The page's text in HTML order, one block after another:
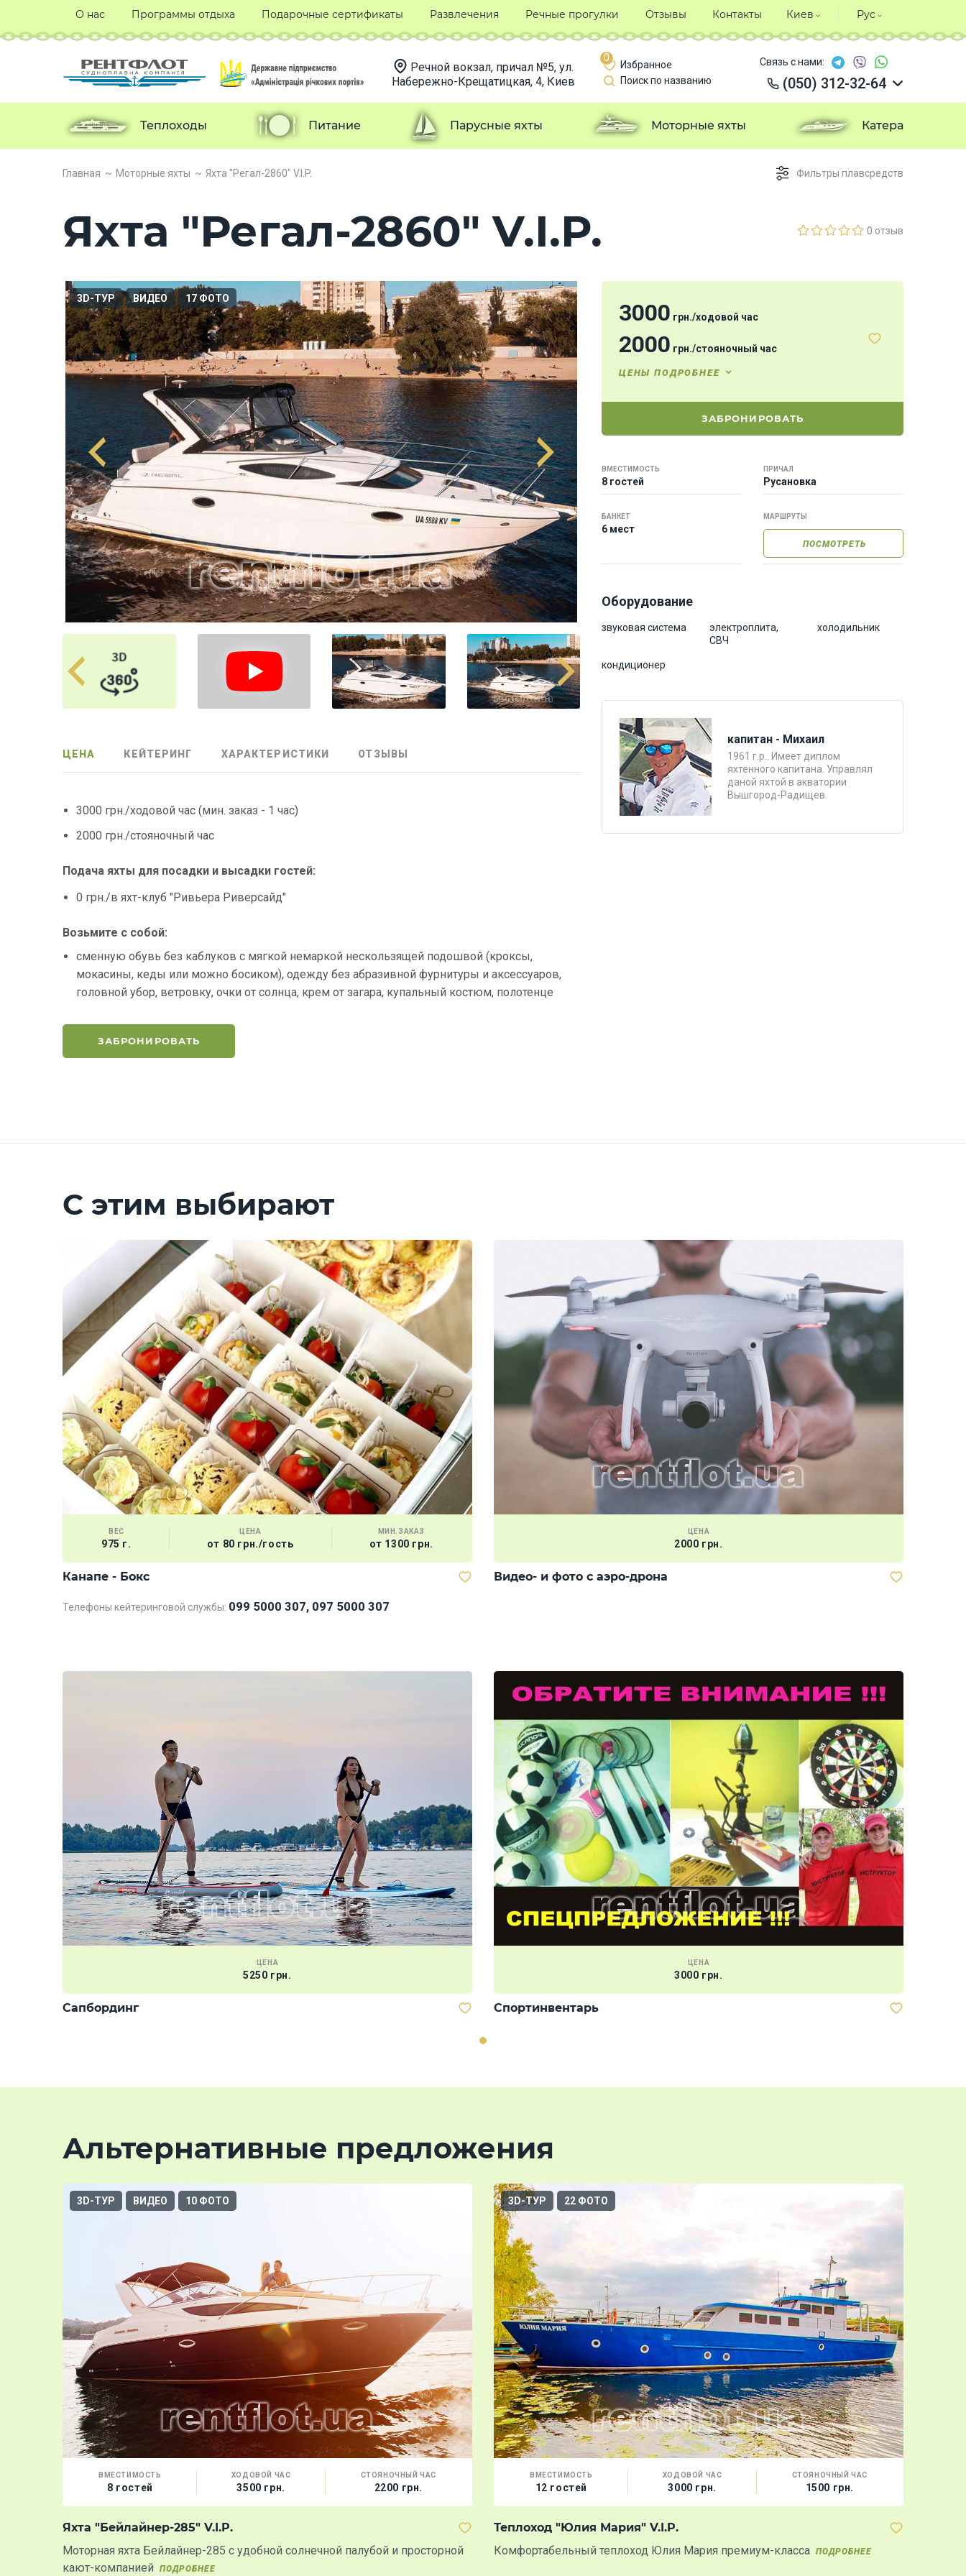
Главная Моторные яхты Яхта "Регал-2860" V.I.P. Фильтры плавсредств
0 отзыв
Яхта "Регал-2860" V.I.P.
3D-ТУР ВИДЕО 17 ФОТО
3000 грн./ходовой час
2000 грн./стояночный час
ЦЕНЫ ПОДРОБНЕЕ
ЗАБРОНИРОВАТЬ
ВМЕСТИМОСТЬ
8 гостей
ПРИЧАЛ
Русановка
БАНКЕТ
6 мест
МАРШРУТЫ
ПОСМОТРЕТЬ
Оборудование
звуковая система
электроплита,
СВЧ
холодильник
кондиционер
капитан - Михаил
1961 г.р.. Имеет диплом
яхтенного капитана. Управлял
даной яхтой в акватории
Вышгород-Радищев
ЦЕНА КЕЙТЕРИНГ ХАРАКТЕРИСТИКИ ОТЗЫВЫ
3000 грн./ходовой час (мин. заказ - 1 час)
2000 грн./стояночный час
Подача яхты для посадки и высадки гостей:
0 грн./в яхт-клуб "Ривьера Риверсайд"
Возьмите с собой:
сменную обувь без каблуков с мягкой немаркой нескользящей подошвой (кроксы,
мокасины, кеды или можно босиком), одежду без абразивной фурнитуры и аксессуаров,
головной убор, ветровку, очки от солнца, крем от загара, купальный костюм, полотенце
ЗАБРОНИРОВАТЬ
С этим выбирают
ВЕС
975 г.
ЦЕНА
от 80 грн./гость
МИН.ЗАКАЗ
от 1300 грн.
Канапе - Бокс
Телефоны кейтеринговой службы: 099 5000 307, 097 5000 307
ЦЕНА
2000 грн.
Видео- и фото с аэро-дрона
ЦЕНА
5250 грн.
Сапбординг
ЦЕНА
3000 грн.
Спортинвентарь
Альтернативные предложения
3D-ТУР ВИДЕО 10 ФОТО
ВМЕСТИМОСТЬ
8 гостей
ХОДОВОЙ ЧАС
3500 грн.
СТОЯНОЧНЫЙ ЧАС
2200 грн.
Яхта "Бейлайнер-285" V.I.P.
Моторная яхта Бейлайнер-285 с удобной солнечной палубой и просторной
кают-компанией
ПОДРОБНЕЕ
3D-ТУР 22 ФОТО
ВМЕСТИМОСТЬ
12 гостей
ХОДОВОЙ ЧАС
3000 грн.
СТОЯНОЧНЫЙ ЧАС
1500 грн.
Теплоход "Юлия Мария" V.I.P.
Комфортабельный теплоход Юлия Мария премиум-класса ПОДРОБНЕЕ
О нас Программы отдыха Подарочные сертификаты Развлечения Речные прогулки Отзывы Контакты Киев Рус
Речной вокзал, причал №5, ул.
Набережно-Крещатицкая, 4, Киев
0
Избранное
Поиск по названию
Связь с нами:
(050) 312-32-64
(050) 312-32-64
(050) 312-32-64
(050) 312-32-64
Теплоходы Питание Парусные яхты Моторные яхты Катера